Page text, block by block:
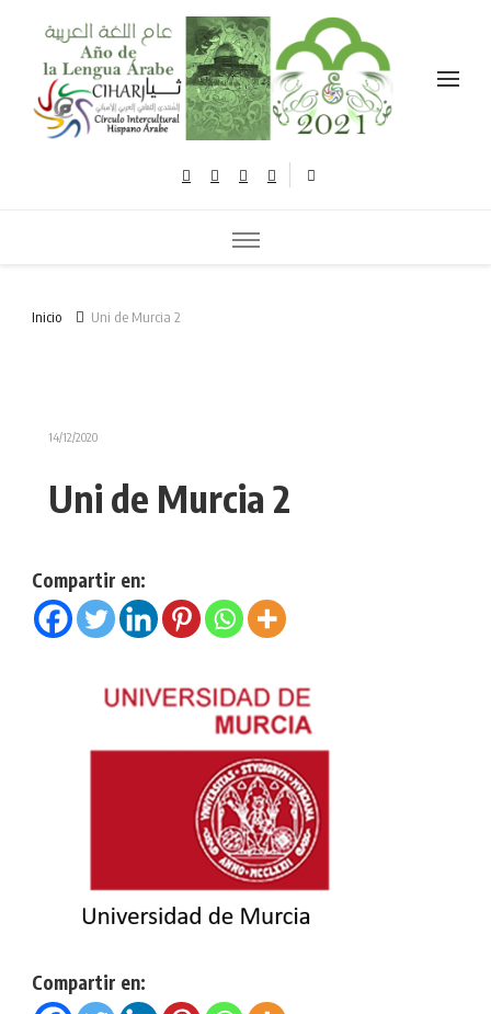
Inicio Uni de Murcia 2
14/12/2020
Uni de Murcia 2
Compartir en:
Compartir en: